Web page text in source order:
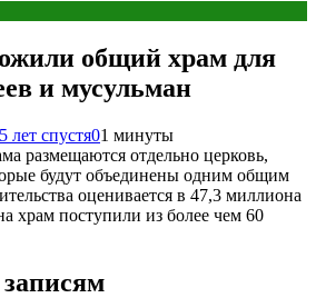
общий храм для
и мусульман
5 лет спустя01 минуты
размещаются отдельно церковь,
будут объединены одним общим
оценивается в 47,3 миллиона
храм поступили из более чем 60